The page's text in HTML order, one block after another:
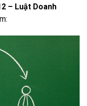
– Luật Doanh